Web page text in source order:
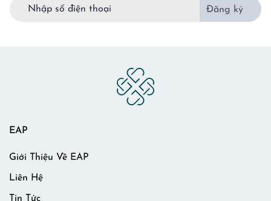
Đăng ký
EAP
Giới Thiệu Về EAP
Liên Hệ
Tin Tức